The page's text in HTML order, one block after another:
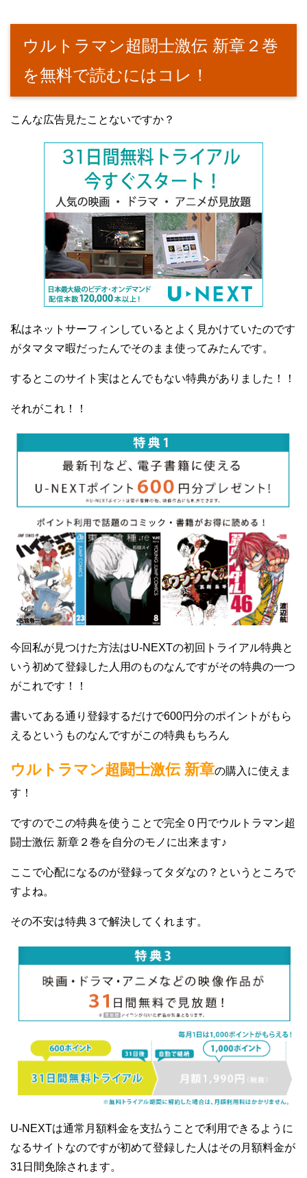
ウルトラマン超闘士激伝 新章２巻
を無料で読むにはコレ！
こんな広告見たことないですか？
私はネットサーフィンしているとよく見かけていたのです
がタマタマ暇だったんでそのまま使ってみたんです。
するとこのサイト実はとんでもない特典がありました！！
それがこれ！！
今回私が見つけた方法はU-NEXTの初回トライアル特典と
いう初めて登録した人用のものなんですがその特典の一つ
がこれです！！
書いてある通り登録するだけで600円分のポイントがもら
えるというものなんですがこの特典もちろん
ウルトラマン超闘士激伝 新章の購入に使えま
す！
ですのでこの特典を使うことで完全０円でウルトラマン超
闘士激伝 新章２巻を自分のモノに出来ます♪
ここで心配になるのが登録ってタダなの？というところで
すよね。
その不安は特典３で解決してくれます。
U-NEXTは通常月額料金を支払うことで利用できるように
なるサイトなのですが初めて登録した人はその月額料金が
31日間免除されます。